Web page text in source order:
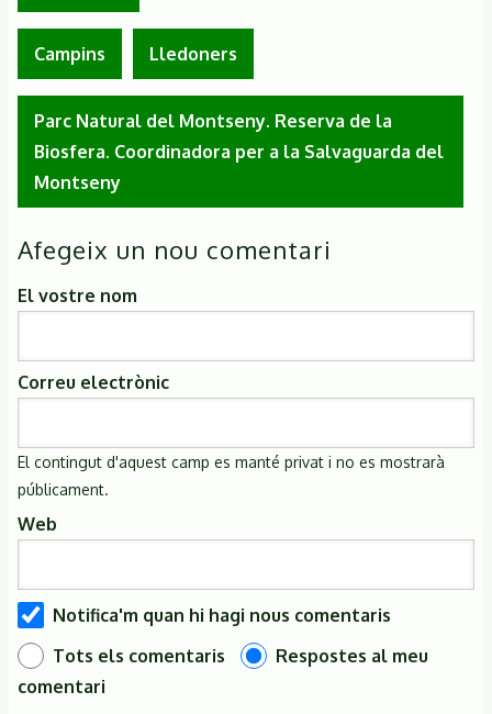
Campins Lledoners
Parc Natural del Montseny. Reserva de la
Biosfera. Coordinadora per a la Salvaguarda del
Montseny
Afegeix un nou comentari
El vostre nom
Correu electrònic
El contingut d'aquest camp es manté privat i no es mostrarà
públicament.
Web
Notifica'm quan hi hagi nous comentaris
Tots els comentaris
Respostes al meu
comentari